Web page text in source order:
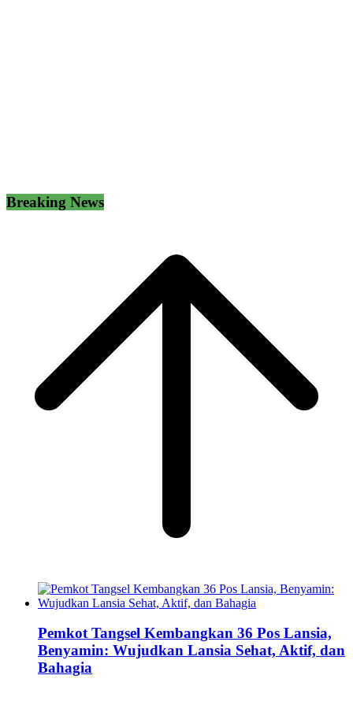
Breaking News
Pemkot Tangsel Kembangkan 36 Pos Lansia,
Benyamin: Wujudkan Lansia Sehat, Aktif, dan
Bahagia